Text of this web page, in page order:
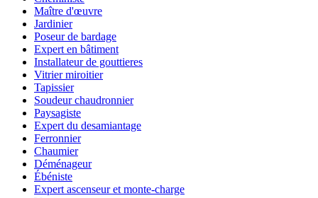
Maître d'œuvre
Jardinier
Poseur de bardage
Expert en bâtiment
Installateur de gouttieres
Vitrier miroitier
Tapissier
Soudeur chaudronnier
Paysagiste
Expert du desamiantage
Ferronnier
Chaumier
Déménageur
Ébéniste
Expert ascenseur et monte-charge